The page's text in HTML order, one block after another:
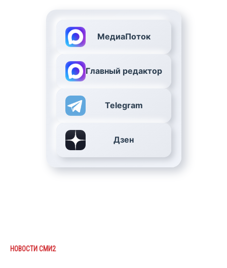
МедиаПоток
Главный редактор
Telegram
Дзен
НОВОСТИ СМИ2